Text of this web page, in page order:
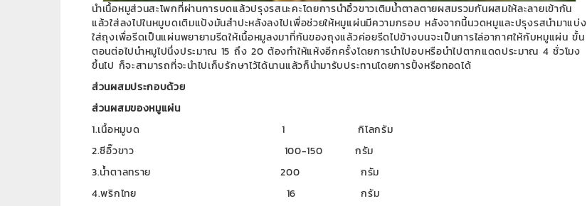
นำเนื้อหมูส่วนสะโพกที่ผ่านการบดแล้วปรุงรสนะคะโดยการนำอิ้วขาวเติมน้ำตาลตายผสมรวมกันผสมให้ละลายเข้ากัน
แล้วใส่ลงไปในหมูบดเติมแป้งมันสำปะหลังลงไปเพื่อช่วยให้หมูแผ่นมีความกรอบ หลังจากนี้นวดหมูและปรุงรสนำมาแบ่ง
ใส่ถุงเพื่อรีดเป็นแผ่นพยายามรีดให้เนื้อหมูลงมาที่ก้นของถุงแล้วค่อยรีดไปข้างบนจะเป็นการไล่อากาศให้กับหมูแผ่น ขั้น
ตอนต่อไปนำหมูไปนึ่งประมาณ 15 ถึง 20 ต้องทำให้แห้งอีกครั้งโดยการนำไปอบหรือนำไปตากแดดประมาณ 4 ชั่วโมง
ขึ้นไป ก็จะสามารถที่จะนำไปเก็บรักษาไว้ได้นานแล้วก็นำมารับประทานโดยการปิ้งหรือทอดได้
ส่วนผสมประกอบด้วย
ส่วนผสมของหมูแผ่น
1.เนื้อหมูบด 1 กิโลกรัม
2.ซีอิ๊วขาว 100-150 กรัม
3.น้ำตาลทราย 200 กรัม
4.พริกไทย 16 กรัม